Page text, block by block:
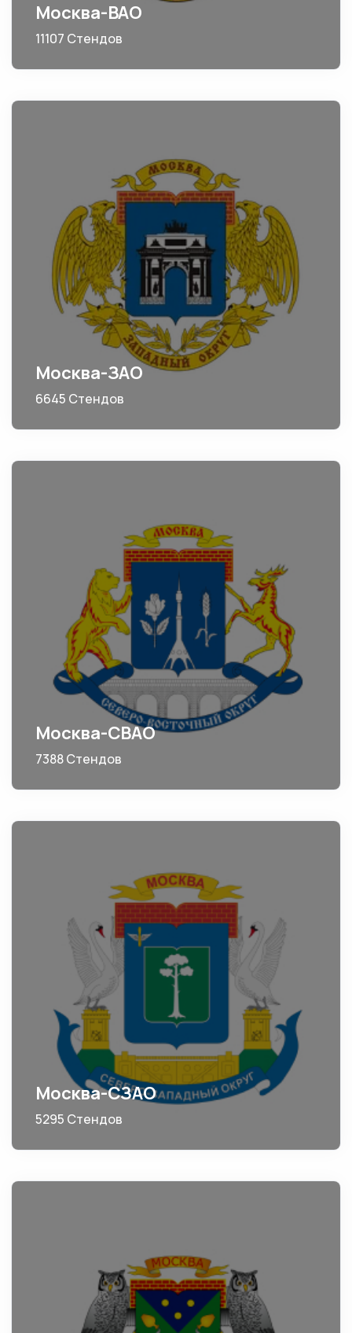
Москва-ВАО
11107 Стендов
Москва-ЗАО
6645 Стендов
Москва-СВАО
7388 Стендов
Москва-СЗАО
5295 Стендов